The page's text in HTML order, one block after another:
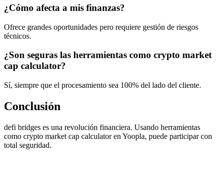
¿Cómo afecta a mis finanzas?
Ofrece grandes oportunidades pero requiere gestión de riesgos
técnicos.
¿Son seguras las herramientas como crypto market
cap calculator?
Sí, siempre que el procesamiento sea 100% del lado del cliente.
Conclusión
defi bridges es una revolución financiera. Usando herramientas
como crypto market cap calculator en Yoopla, puede participar con
total seguridad.